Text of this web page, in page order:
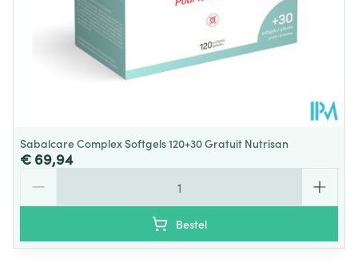
Sabalcare Complex Softgels 120+30 Gratuit Nutrisan
€ 69,94
Bestel